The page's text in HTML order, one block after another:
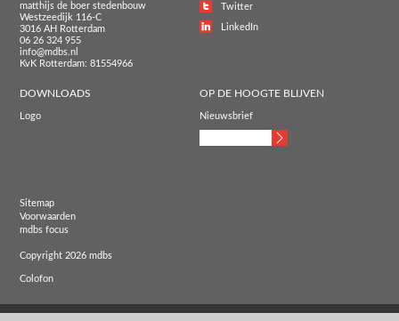
matthijs de boer stedenbouw
Westzeedijk 116-C
3016 AH Rotterdam
06 26 324 955
info@mdbs.nl
KvK Rotterdam: 81554966
Twitter
LinkedIn
DOWNLOADS
Logo
OP DE HOOGTE BLIJVEN
Nieuwsbrief
Sitemap
Voorwaarden
mdbs focus
Copyright 2026 mdbs
Colofon